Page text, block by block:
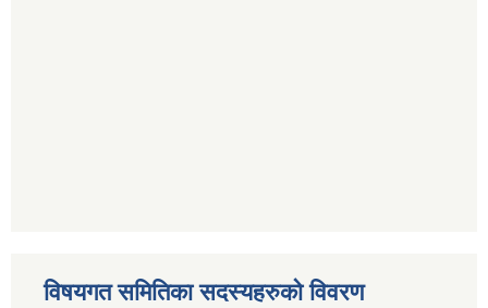
विषयगत समितिका सदस्यहरुको विवरण